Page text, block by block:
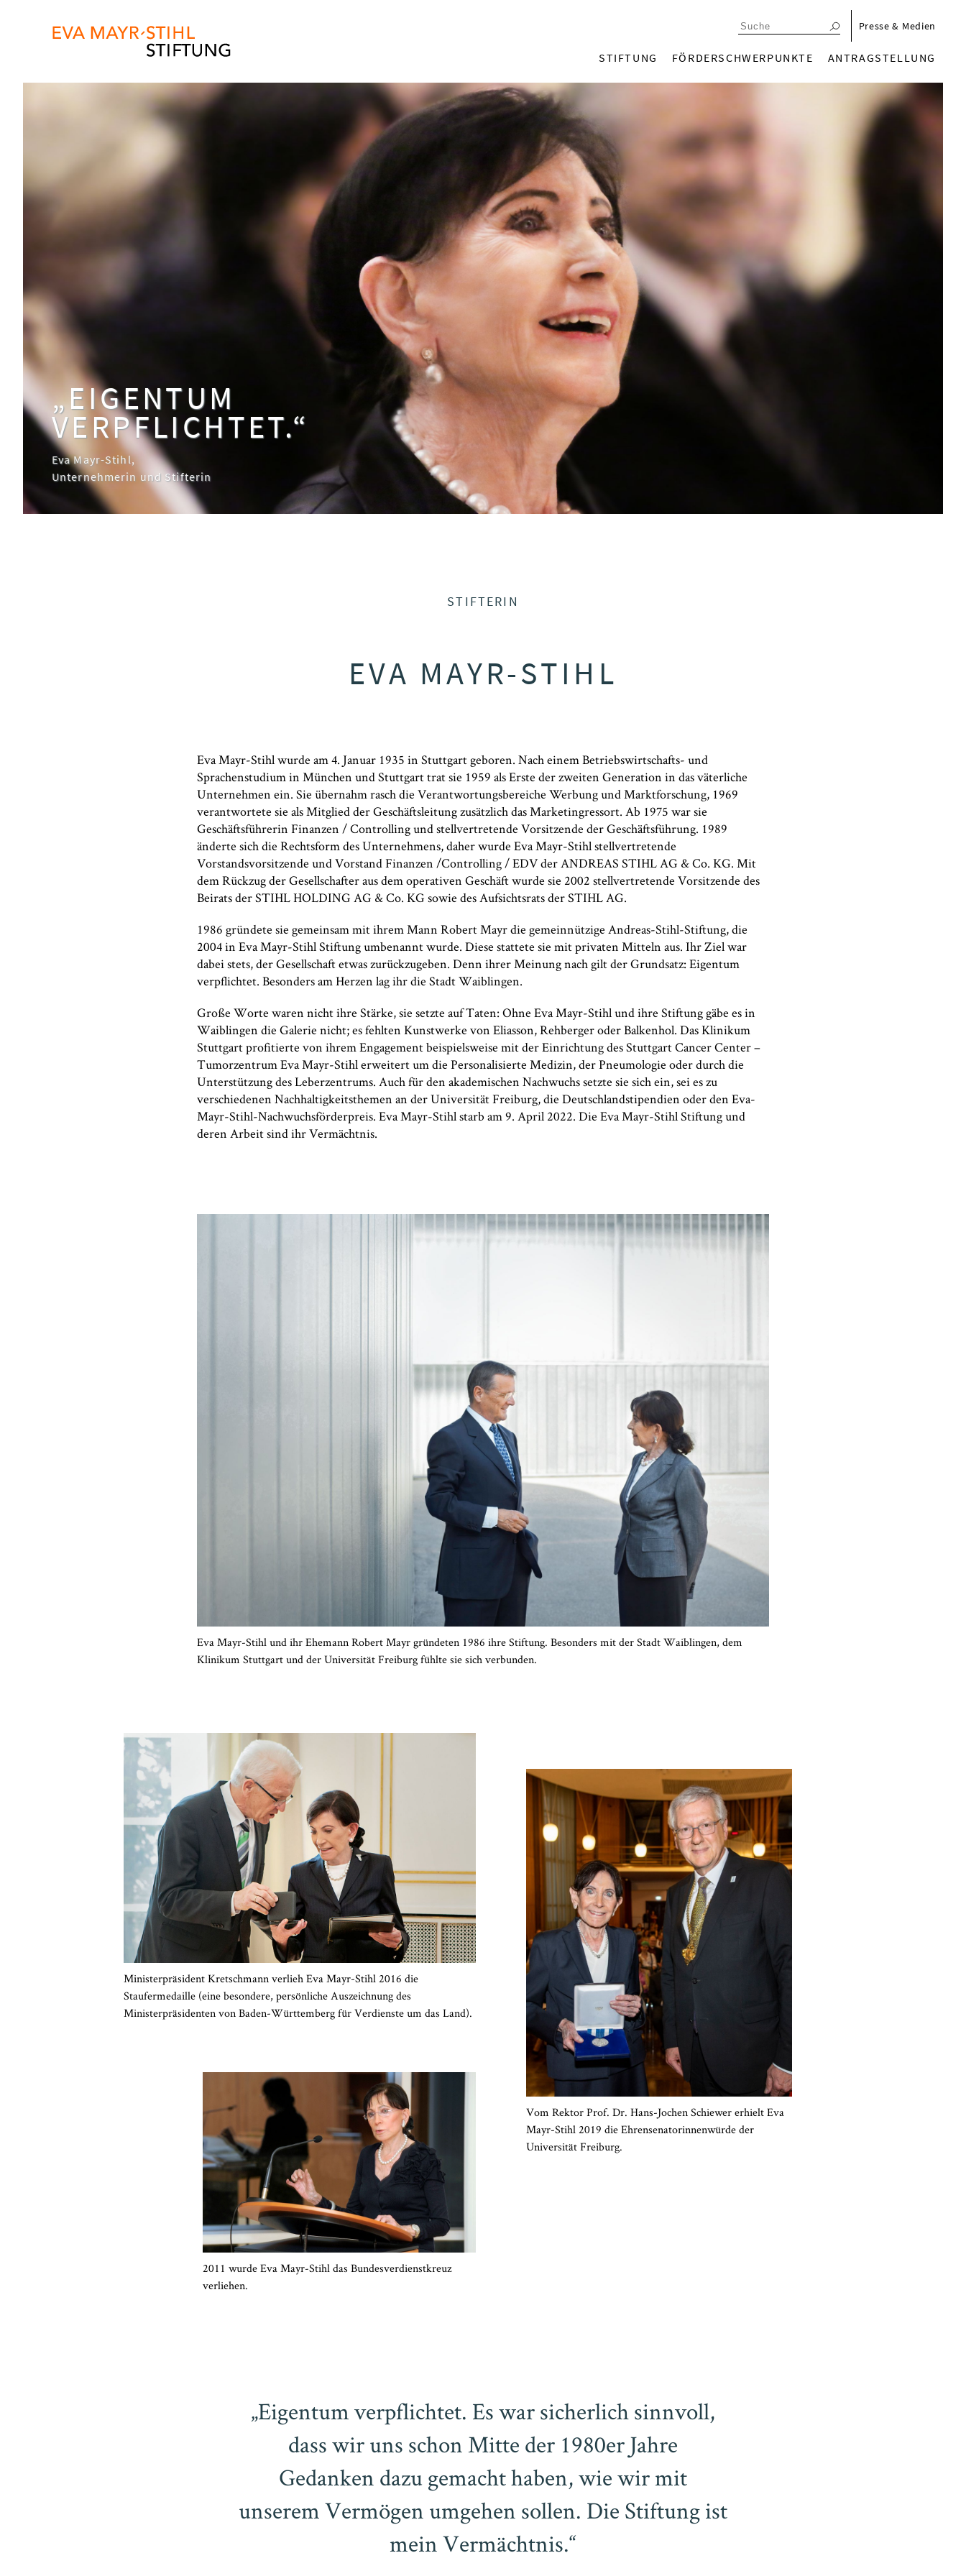
Presse & Medien
STIFTUNG FÖRDERSCHWERPUNKTE ANTRAGSTELLUNG
„EIGENTUM
VERPFLICHTET.“
Eva Mayr-Stihl,
Unternehmerin und Stifterin
STIFTERIN
EVA MAYR-STIHL
Eva Mayr-Stihl wurde am 4. Januar 1935 in Stuttgart geboren. Nach einem Betriebswirtschafts- und
Sprachenstudium in München und Stuttgart trat sie 1959 als Erste der zweiten Generation in das väterliche
Unternehmen ein. Sie übernahm rasch die Verantwortungsbereiche Werbung und Marktforschung, 1969
verantwortete sie als Mitglied der Geschäftsleitung zusätzlich das Marketingressort. Ab 1975 war sie
Geschäftsführerin Finanzen / Controlling und stellvertretende Vorsitzende der Geschäftsführung. 1989
änderte sich die Rechtsform des Unternehmens, daher wurde Eva Mayr-Stihl stellvertretende
Vorstandsvorsitzende und Vorstand Finanzen /Controlling / EDV der ANDREAS STIHL AG & Co. KG. Mit
dem Rückzug der Gesellschafter aus dem operativen Geschäft wurde sie 2002 stellvertretende Vorsitzende des
Beirats der STIHL HOLDING AG & Co. KG sowie des Aufsichtsrats der STIHL AG.
1986 gründete sie gemeinsam mit ihrem Mann Robert Mayr die gemeinnützige Andreas-Stihl-Stiftung, die
2004 in Eva Mayr-Stihl Stiftung umbenannt wurde. Diese stattete sie mit privaten Mitteln aus. Ihr Ziel war
dabei stets, der Gesellschaft etwas zurückzugeben. Denn ihrer Meinung nach gilt der Grundsatz: Eigentum
verpflichtet. Besonders am Herzen lag ihr die Stadt Waiblingen.
Große Worte waren nicht ihre Stärke, sie setzte auf Taten: Ohne Eva Mayr-Stihl und ihre Stiftung gäbe es in
Waiblingen die Galerie nicht; es fehlten Kunstwerke von Eliasson, Rehberger oder Balkenhol. Das Klinikum
Stuttgart profitierte von ihrem Engagement beispielsweise mit der Einrichtung des Stuttgart Cancer Center –
Tumorzentrum Eva Mayr-Stihl erweitert um die Personalisierte Medizin, der Pneumologie oder durch die
Unterstützung des Leberzentrums. Auch für den akademischen Nachwuchs setzte sie sich ein, sei es zu
verschiedenen Nachhaltigkeitsthemen an der Universität Freiburg, die Deutschlandstipendien oder den Eva-
Mayr-Stihl-Nachwuchsförderpreis. Eva Mayr-Stihl starb am 9. April 2022. Die Eva Mayr-Stihl Stiftung und
deren Arbeit sind ihr Vermächtnis.
Eva Mayr-Stihl und ihr Ehemann Robert Mayr gründeten 1986 ihre Stiftung. Besonders mit der Stadt Waiblingen, dem
Klinikum Stuttgart und der Universität Freiburg fühlte sie sich verbunden.
Ministerpräsident Kretschmann verlieh Eva Mayr-Stihl 2016 die
Staufermedaille (eine besondere, persönliche Auszeichnung des
Ministerpräsidenten von Baden-Württemberg für Verdienste um das Land).
Vom Rektor Prof. Dr. Hans-Jochen Schiewer erhielt Eva
Mayr-Stihl 2019 die Ehrensenatorinnenwürde der
Universität Freiburg.
2011 wurde Eva Mayr-Stihl das Bundesverdienstkreuz
verliehen.
„Eigentum verpflichtet. Es war sicherlich sinnvoll,
dass wir uns schon Mitte der 1980er Jahre
Gedanken dazu gemacht haben, wie wir mit
unserem Vermögen umgehen sollen. Die Stiftung ist
mein Vermächtnis.“